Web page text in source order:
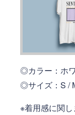
◎カラー：ホ
◎サイズ：S /
※着用感に関し